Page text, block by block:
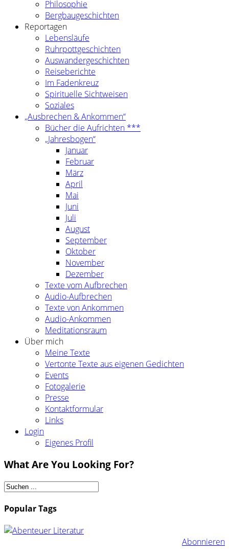
Philosophie
Bergbaugeschichten
Reportagen
Lebensläufe
Ruhrpottgeschichten
Auswandergeschichten
Reiseberichte
Im Fadenkreuz
Spirituelle Sichtweisen
Soziales
„Ausbrechen & Ankommen“
Bücher die Aufrichten ***
„Jahresbogen“
Januar
Februar
März
April
Mai
Juni
Juli
August
September
Oktober
November
Dezember
Texte vom Aufbrechen
Audio-Aufbrechen
Texte von Ankommen
Audio-Ankommen
Meditationsraum
Über mich
Meine Texte
Vertonte Texte aus eigenen Gedichten
Events
Fotogalerie
Presse
Kontaktformular
Links
Login
Eigenes Profil
What Are You Looking For?
Popular Tags
Abonnieren